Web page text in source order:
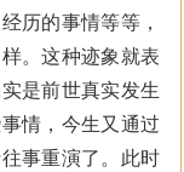
历的事情等等，
。这种迹象就表
是前世真实发生
情，今生又通过
事重演了。此时